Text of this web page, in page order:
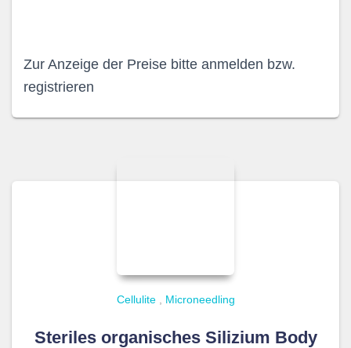
Zur Anzeige der Preise bitte anmelden bzw.
registrieren
Cellulite, Microneedling
Steriles organisches Silizium Body